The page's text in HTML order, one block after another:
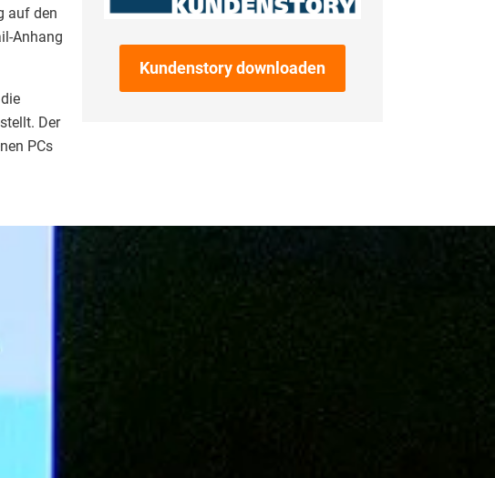
Kundenstory downloaden
auf den
Anhang
Der
PCs